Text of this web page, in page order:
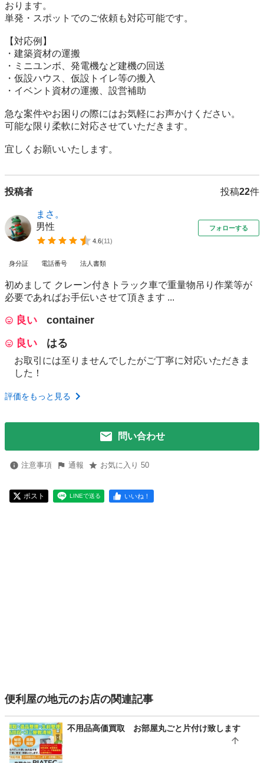
おります。
単発・スポットでのご依頼も対応可能です。
【対応例】
・建築資材の運搬
・ミニユンボ、発電機など建機の回送
・仮設ハウス、仮設トイレ等の搬入
・イベント資材の運搬、設営補助
急な案件やお困りの際にはお気軽にお声かけください。
可能な限り柔軟に対応させていただきます。
投稿者 投稿22件
まさ。
男性
4.6(11)
フォローする
身分証 電話番号 法人書類
初めまして クレーン付きトラック車で重量物吊り作業等が
必要であればお手伝いさせて頂きます ...
良い
container
良い
はる
お取引には至りませんでしたがご丁寧に対応いただきま
した！
評価をもっと見る
問い合わせ
注意事項 通報 お気に入り 50
ポスト LINEで送る いいね！
便利屋の地元のお店の関連記事
不用品高価買取 お部屋丸ごと片付け致します